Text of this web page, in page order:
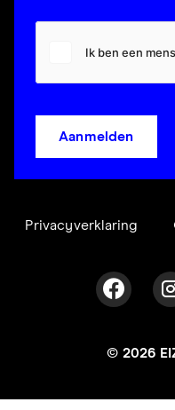
Aanmelden
Privacyverklaring
© 2026